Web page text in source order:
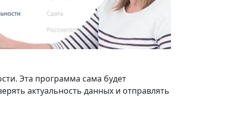
Эта программа сама будет
актуальность данных и отправлять